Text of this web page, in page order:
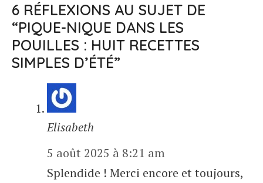
6 RÉFLEXIONS AU SUJET DE
“PIQUE-NIQUE DANS LES
POUILLES : HUIT RECETTES
SIMPLES D’ÉTÉ”
Elisabeth
5 août 2025 à 8:21 am
Splendide ! Merci encore et toujours,